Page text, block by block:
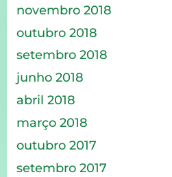
novembro 2018
outubro 2018
setembro 2018
junho 2018
abril 2018
março 2018
outubro 2017
setembro 2017